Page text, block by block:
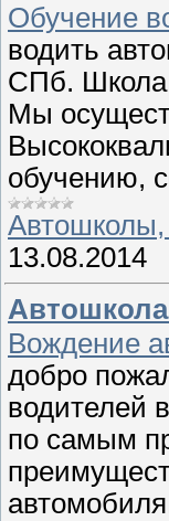
Обучение
водить
СПб. Школа
Мы
обучению,
13.08.2014
Вождение
добро
водителей
по самым